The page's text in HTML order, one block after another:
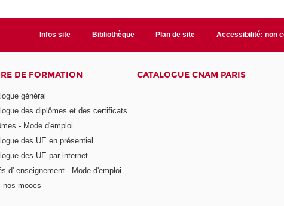
Infos site Bibliothèque Plan de site Accessibilité: non
DE FORMATION
général
des diplômes et des certificats
- Mode d'emploi
des UE en présentiel
des UE par internet
d' enseignement - Mode d'emploi
nos moocs
CATALOGUE CNAM PARIS